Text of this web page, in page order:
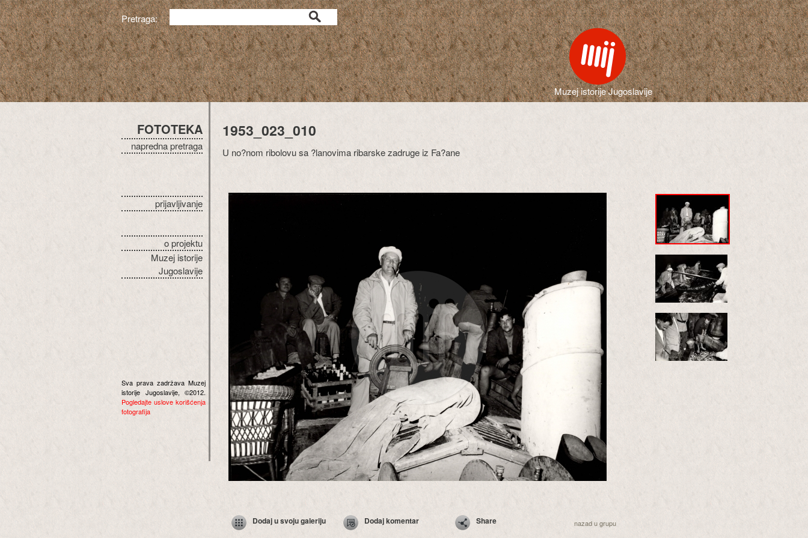
Pretraga:
Muzej istorije Jugoslavije
FOTOTEKA
napredna pretraga
prijavljivanje
o projektu
Muzej istorije
Jugoslavije
Sva prava zadržava Muzej
istorije Jugoslavije, ©2012.
Pogledajte uslove korišćenja
fotografija
1953_023_010
U no?nom ribolovu sa ?lanovima ribarske zadruge iz Fa?ane
Dodaj u svoju galeriju Dodaj komentar Share nazad u grupu